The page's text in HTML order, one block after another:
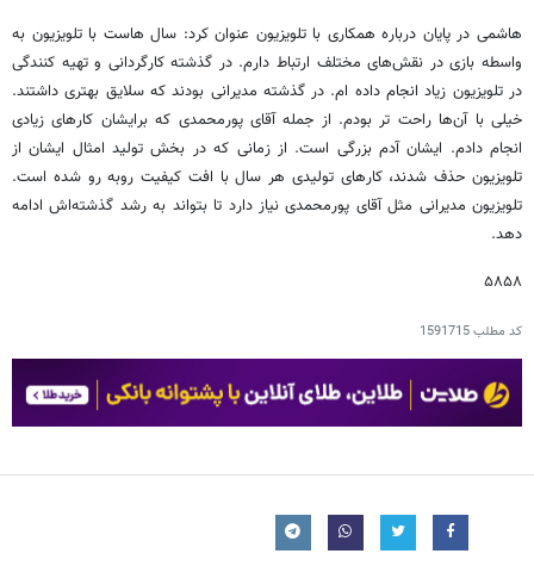
هاشمی در پایان درباره همکاری با تلویزیون عنوان کرد: سال هاست با تلویزیون به
واسطه بازی در نقش‌های مختلف ارتباط دارم. در گذشته کارگردانی و تهیه کنندگی
در تلویزیون زیاد انجام داده ام. در گذشته مدیرانی بودند که سلایق بهتری داشتند.
خیلی با آن‌ها راحت تر بودم. از جمله آقای پورمحمدی که برایشان کارهای زیادی
انجام دادم. ایشان آدم بزرگی است. از زمانی که در بخش تولید امثال ایشان از
تلویزیون حذف شدند، کارهای تولیدی هر سال با افت کیفیت روبه رو شده است.
تلویزیون مدیرانی مثل آقای پورمحمدی نیاز دارد تا بتواند به رشد گذشته‌اش ادامه
دهد.
۵۸۵۸
کد مطلب1591715